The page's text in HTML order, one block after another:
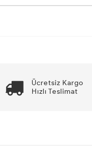
Ücretsiz Kargo
Hızlı Teslimat